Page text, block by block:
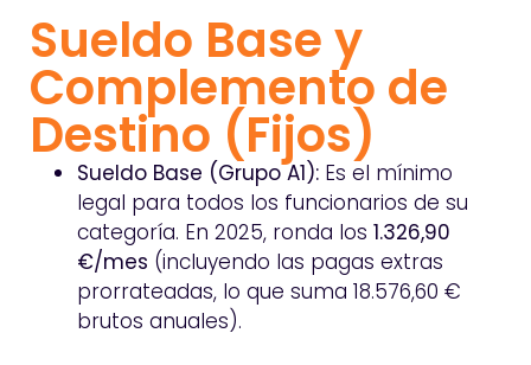
Sueldo Base y
Complemento de
Destino (Fijos)
Sueldo Base (Grupo A1): Es el mínimo
legal para todos los funcionarios de su
categoría. En 2025, ronda los 1.326,90
€/mes (incluyendo las pagas extras
prorrateadas, lo que suma 18.576,60 €
brutos anuales).